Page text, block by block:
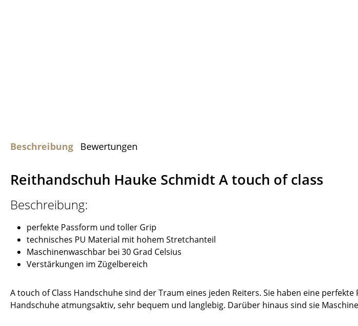
Beschreibung Bewertungen
Reithandschuh Hauke Schmidt A touch of class
Beschreibung:
perfekte Passform und toller Grip
technisches PU Material mit hohem Stretchanteil
Maschinenwaschbar bei 30 Grad Celsius
Verstärkungen im Zügelbereich
A touch of Class Handschuhe sind der Traum eines jeden Reiters. Sie haben eine
Handschuhe atmungsaktiv, sehr bequem und langlebig. Darüber hinaus sind sie